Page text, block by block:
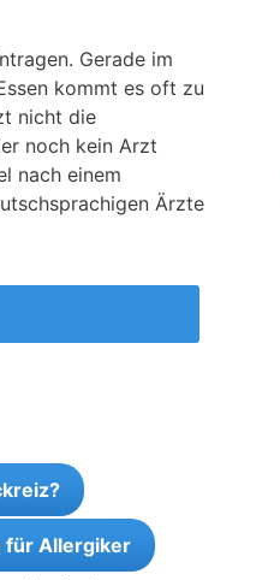
Gerade im
kommt es oft zu
nicht die
noch kein Arzt
nach einem
Ärzte
für Allergiker